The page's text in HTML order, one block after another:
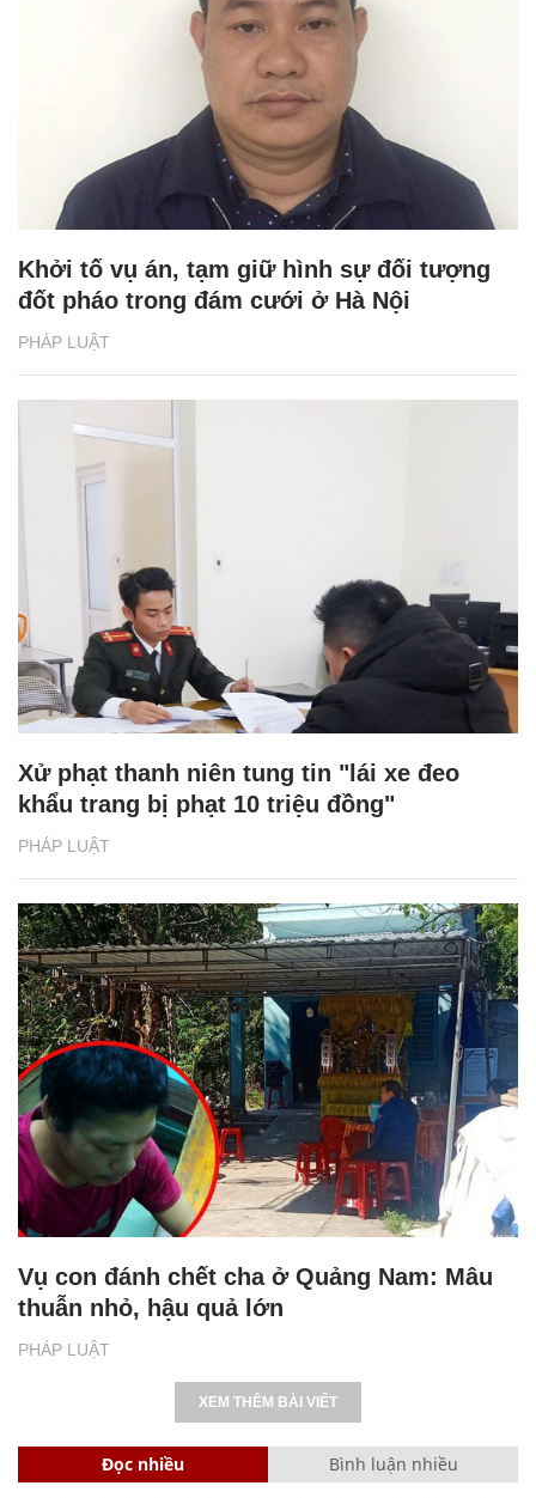
PHÁP LUẬT
Khởi tố vụ án, tạm giữ hình sự đối tượng
đốt pháo trong đám cưới ở Hà Nội
PHÁP LUẬT
Xử phạt thanh niên tung tin "lái xe đeo
khẩu trang bị phạt 10 triệu đồng"
PHÁP LUẬT
Vụ con đánh chết cha ở Quảng Nam: Mâu
thuẫn nhỏ, hậu quả lớn
XEM THÊM BÀI VIẾT
Đọc nhiều Bình luận nhiều